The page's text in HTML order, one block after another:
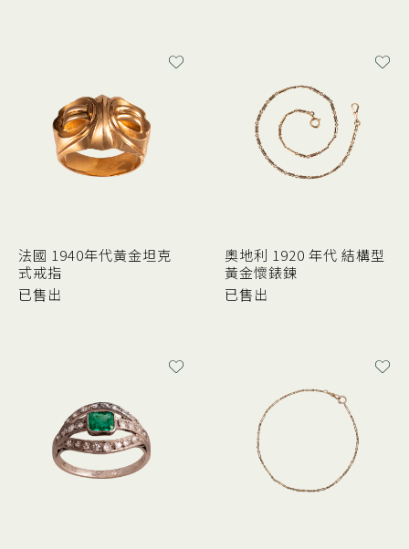
法國 1940年代黃金坦克
式戒指
已售出
奧地利 1920 年代 結構型
黃金懷錶鍊
已售出